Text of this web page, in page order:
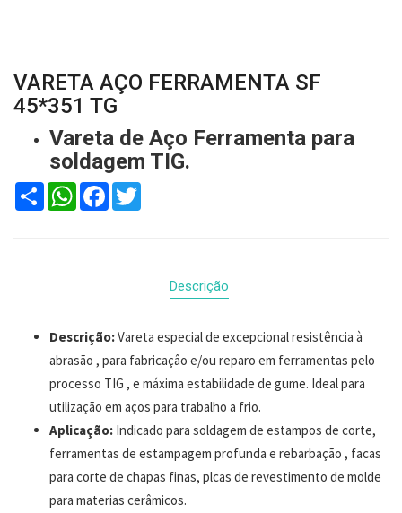
VARETA AÇO FERRAMENTA SF
45*351 TG
Vareta de Aço Ferramenta para
soldagem TIG.
Compartilhar
WhatsAppFacebook
Twitter
Descrição
Descrição:Vareta especial de excepcional resistência à
abrasão , para fabricaçâo e/ou reparo em ferramentas pelo
processo TIG , e máxima estabilidade de gume. Ideal para
utilização em aços para trabalho a frio.
Aplicação: Indicado para soldagem de estampos de corte,
ferramentas de estampagem profunda e rebarbação , facas
para corte de chapas finas, plcas de revestimento de molde
para materias cerâmicos.